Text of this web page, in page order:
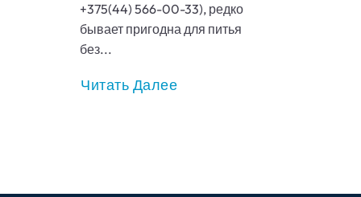
+375(44) 566-00-33), редко
бывает пригодна для питья
без...
Читать Далее